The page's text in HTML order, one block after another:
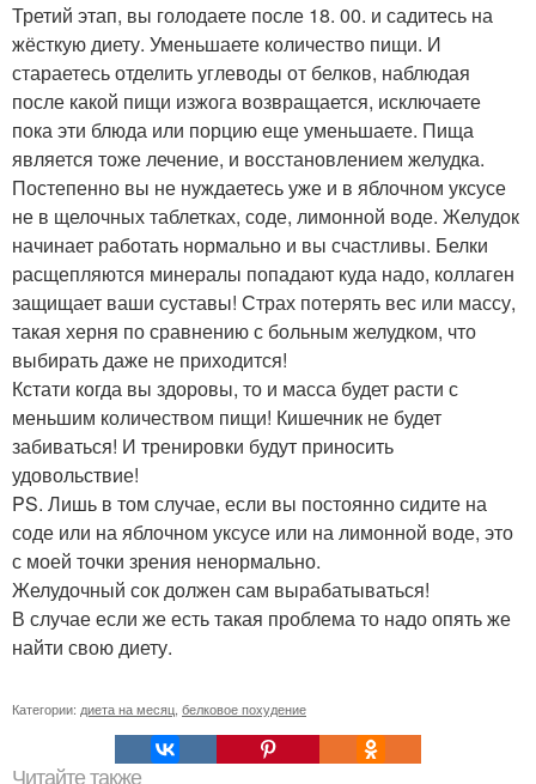
Третий этап, вы голодаете после 18. 00. и садитесь на
жёсткую диету. Уменьшаете количество пищи. И
стараетесь отделить углеводы от белков, наблюдая
после какой пищи изжога возвращается, исключаете
пока эти блюда или порцию еще уменьшаете. Пища
является тоже лечение, и восстановлением желудка.
Постепенно вы не нуждаетесь уже и в яблочном уксусе
не в щелочных таблетках, соде, лимонной воде. Желудок
начинает работать нормально и вы счастливы. Белки
расщепляются минералы попадают куда надо, коллаген
защищает ваши суставы! Страх потерять вес или массу,
такая херня по сравнению с больным желудком, что
выбирать даже не приходится!
Кстати когда вы здоровы, то и масса будет расти с
меньшим количеством пищи! Кишечник не будет
забиваться! И тренировки будут приносить
удовольствие!
PS. Лишь в том случае, если вы постоянно сидите на
соде или на яблочном уксусе или на лимонной воде, это
с моей точки зрения ненормально.
Желудочный сок должен сам вырабатываться!
В случае если же есть такая проблема то надо опять же
найти свою диету.
Категории: диета на месяц белковое похудение
Читайте также